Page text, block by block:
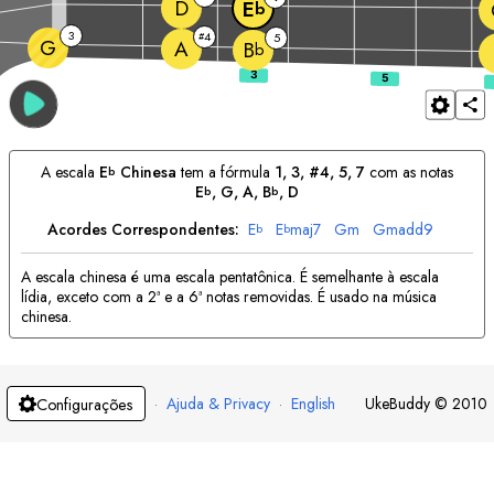
G 3 A #4 Bb 5
D Eb
A escala Eb Chinesa tem a fórmula 1, 3, #4, 5, 7 com as notas
Eb, G, A, Bb, D
Acordes Correspondentes: Eb Ebmaj7 Gm Gmadd9
A escala chinesa é uma escala pentatônica. É semelhante à escala
lídia, exceto com a 2ª e a 6ª notas removidas. É usado na música
chinesa.
Configurações · Ajuda & Privacy · English UkeBuddy © 2010